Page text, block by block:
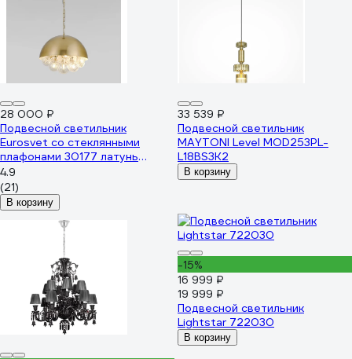
28 000 ₽
Подвесной светильник
Eurosvet со стеклянными
плафонами 30177 латунь
a069151
4.9
(21)
В корзину
33 539 ₽
Подвесной светильник
MAYTONI Level MOD253PL-
L18BS3K2
В корзину
-15%
16 999 ₽
19 999 ₽
Подвесной светильник
Lightstar 722030
В корзину